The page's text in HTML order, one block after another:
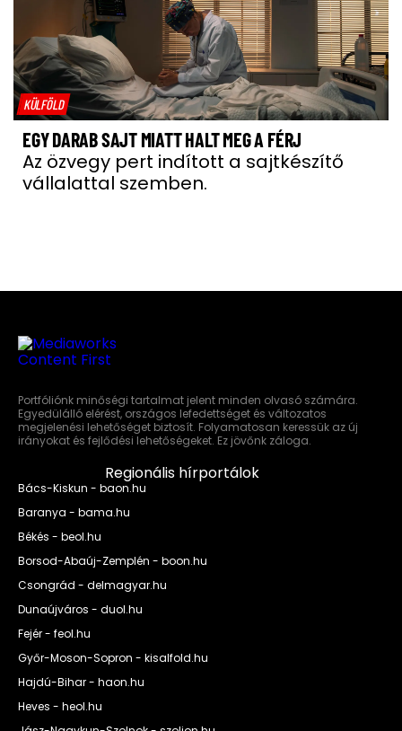
KÜLFÖLD
EGY DARAB SAJT MIATT HALT MEG A FÉRJ
Az özvegy pert indított a sajtkészítő
vállalattal szemben.
Portfóliónk minőségi tartalmat jelent minden olvasó számára.
Egyedülálló elérést, országos lefedettséget és változatos
megjelenési lehetőséget biztosít. Folyamatosan keressük az új
irányokat és fejlődési lehetőségeket. Ez jövőnk záloga.
Regionális hírportálok
Bács-Kiskun - baon.hu
Baranya - bama.hu
Békés - beol.hu
Borsod-Abaúj-Zemplén - boon.hu
Csongrád - delmagyar.hu
Dunaújváros - duol.hu
Fejér - feol.hu
Győr-Moson-Sopron - kisalfold.hu
Hajdú-Bihar - haon.hu
Heves - heol.hu